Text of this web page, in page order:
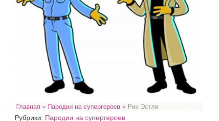
Главная » Пародии на супергероев » Рик Эстли
Рубрики: Пародии на супергероев